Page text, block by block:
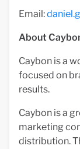
Email:
About
Caybon is a
focused on
results.
Caybon is a
marketing
distribution.